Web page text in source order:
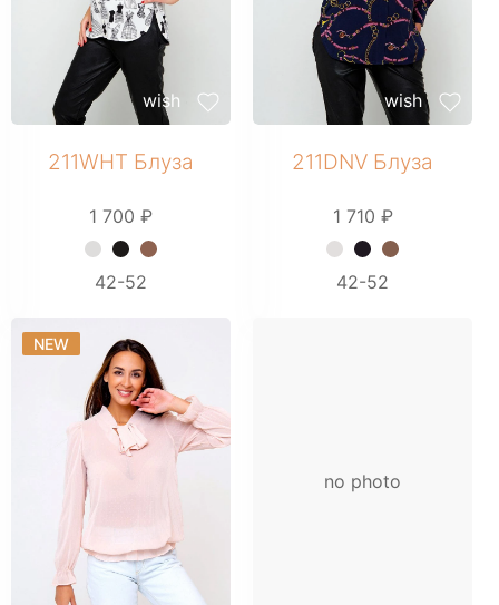
МУЖСКОЕ
Костюмы
Футболки
ДЕТСКОЕ
Футболки
Покупателям
О компании
Партнерам
Регистрация
wish
211WHT Блуза
1 700 ₽
42-52
+ 4 фото
wish
211DNV Блуза
1 710 ₽
42-52
+ 3 фото
NEW
no photo